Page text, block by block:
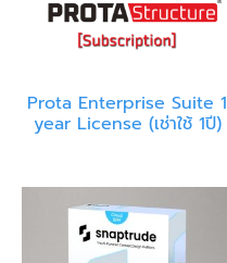
Prota Enterprise Suite 1
year License (เช่าใช้ 1ปี)